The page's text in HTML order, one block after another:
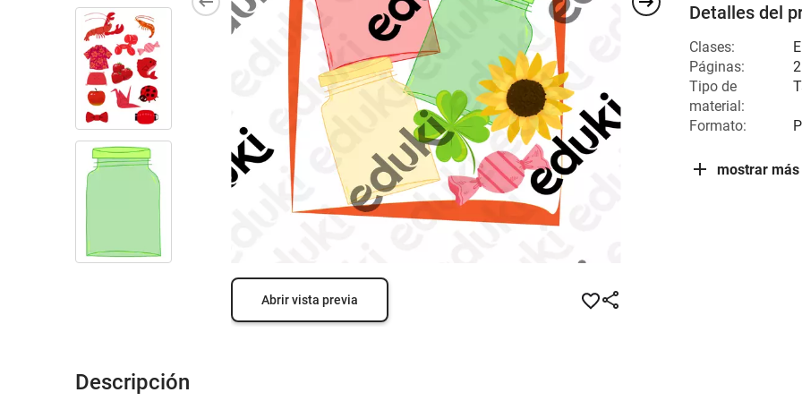
Abrir vista previa
Descripción
Detalles del
Clases:
Páginas:
Tipo de
material:
Formato:
mostrar más